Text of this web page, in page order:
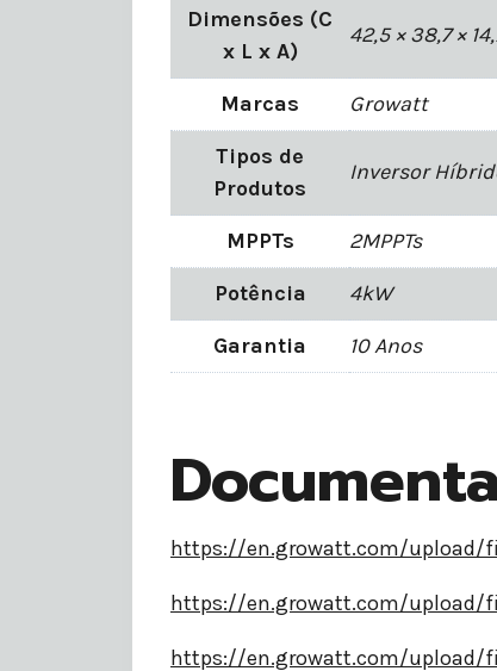
Dimensões (C
x L x A)
42,5 × 38,7 ×
Marcas
Growatt
Tipos de
Produtos
Inversor
MPPTs
2MPPTs
Potência
4kW
Garantia
10 Anos
https://en.growatt.com/upload/
https://en.growatt.com/upload/
https://en.growatt.com/upload/